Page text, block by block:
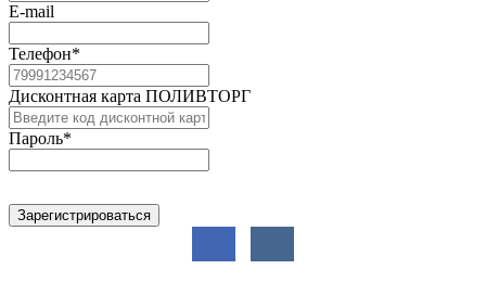
E-mail
Телефон*
Дисконтная карта ПОЛИВТОРГ
Пароль*